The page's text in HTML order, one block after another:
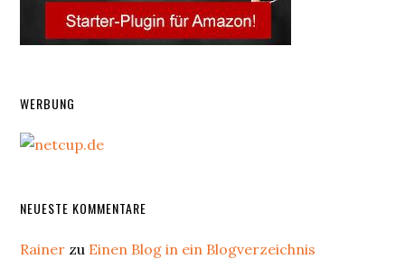
WERBUNG
NEUESTE KOMMENTARE
Rainer zu Einen Blog in ein Blogverzeichnis